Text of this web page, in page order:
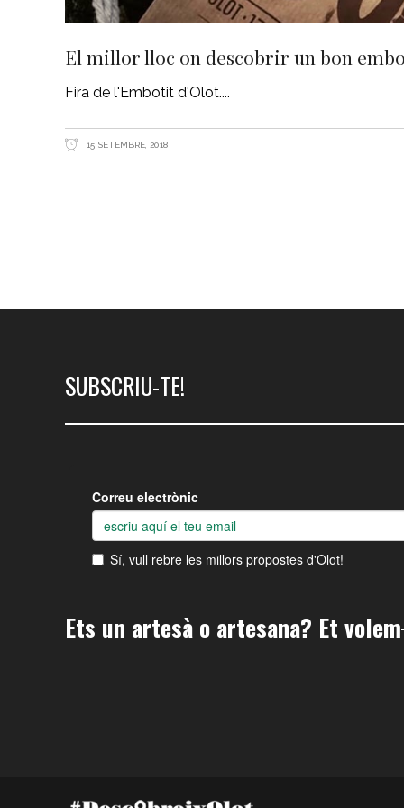
El millor lloc on descobrir un bon
Fira de l'Embotit d'Olot.
15 SETEMBRE, 2018
SUBSCRIU-TE!
Ets un artesà o artesana? Et volem